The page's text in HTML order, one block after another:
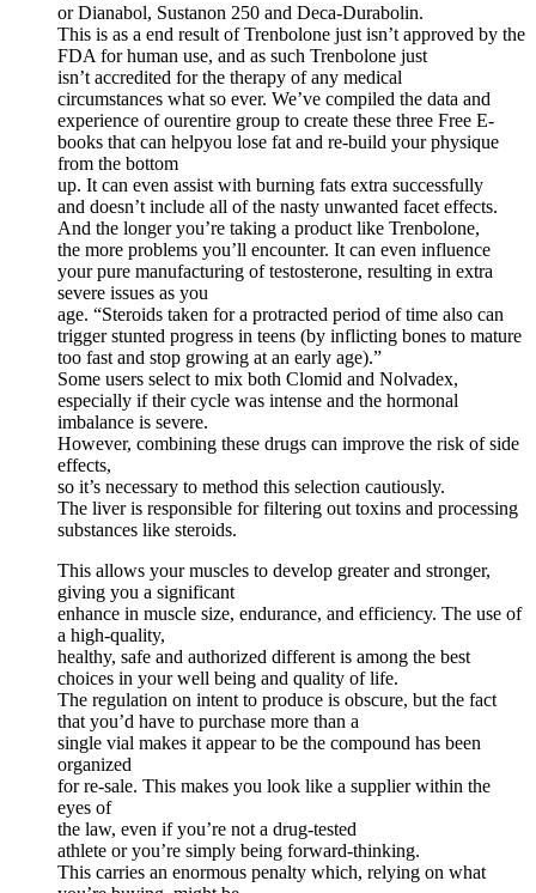
or Dianabol, Sustanon 250 and Deca-Durabolin.
This is as a end result of Trenbolone just isn’t approved by the
FDA for human use, and as such Trenbolone just
isn’t accredited for the therapy of any medical
circumstances what so ever. We’ve compiled the data and
experience of ourentire group to create these three Free E-
books that can helpyou lose fat and re-build your physique
from the bottom
up. It can even assist with burning fats extra successfully
and doesn’t include all of the nasty unwanted facet effects.
And the longer you’re taking a product like Trenbolone,
the more problems you’ll encounter. It can even influence
your pure manufacturing of testosterone, resulting in extra
severe issues as you
age. “Steroids taken for a protracted period of time also can
trigger stunted progress in teens (by inflicting bones to mature
too fast and stop growing at an early age).”
Some users select to mix both Clomid and Nolvadex,
especially if their cycle was intense and the hormonal
imbalance is severe.
However, combining these drugs can improve the risk of side
effects,
so it’s necessary to method this selection cautiously.
The liver is responsible for filtering out toxins and processing
substances like steroids.
This allows your muscles to develop greater and stronger,
giving you a significant
enhance in muscle size, endurance, and efficiency. The use of
a high-quality,
healthy, safe and authorized different is among the best
choices in your well being and quality of life.
The regulation on intent to produce is obscure, but the fact
that you’d have to purchase more than a
single vial makes it appear to be the compound has been
organized
for re-sale. This makes you look like a supplier within the
eyes of
the law, even if you’re not a drug-tested
athlete or you’re simply being forward-thinking.
This carries an enormous penalty which, relying on what